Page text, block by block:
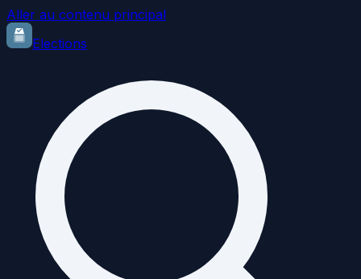
Aller au contenu principal
Elections